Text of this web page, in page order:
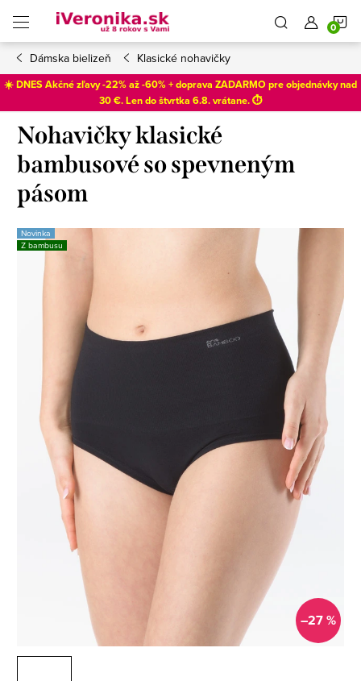
obsah
Dámska bielizeň Klasické nohavičky
☀️ DNES Akčné zľavy -22% až -60% + doprava ZADARMO pre objednávky nad
30 €. Len doštvrtka 6.8. vrátane. ⏱️
Nohavičky klasické
bambusové so spevneným
pásom
Novinka
Z bambusu
–27 %